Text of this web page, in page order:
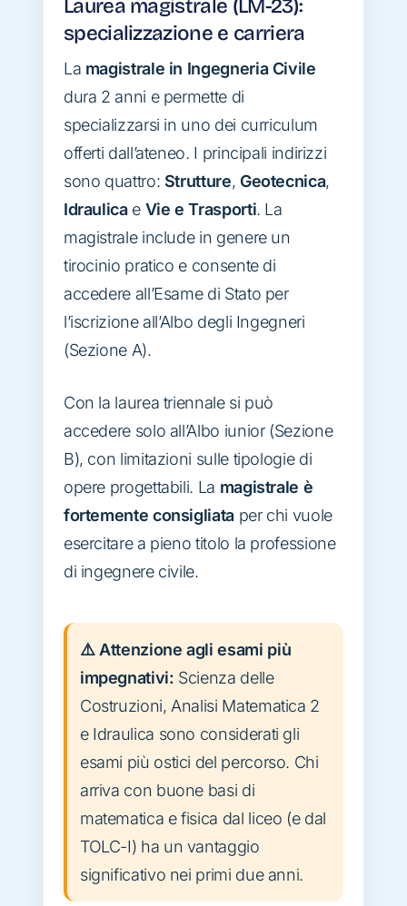
Laurea magistrale (LM-23):
specializzazione e carriera
La magistrale in Ingegneria Civile
dura 2 anni e permette di
specializzarsi in uno dei curriculum
offerti dall’ateneo. I principali indirizzi
sono quattro: Strutture, Geotecnica,
Idraulicae Vie e Trasporti. La
magistrale include in genere un
tirocinio pratico e consente di
accedere all’Esame di Stato per
l’iscrizione all’Albo degli Ingegneri
(Sezione A).
Con la laurea triennale si può
accedere solo all’Albo iunior (Sezione
B), con limitazioni sulle tipologie di
opere progettabili. La magistrale è
fortemente consigliataper chi vuole
esercitare a pieno titolo la professione
di ingegnere civile.
⚠️ Attenzione agli esami più
impegnativi: Scienza delle
Costruzioni, Analisi Matematica 2
e Idraulica sono considerati gli
esami più ostici del percorso. Chi
arriva con buone basi di
matematica e fisica dal liceo (e dal
TOLC-I) ha un vantaggio
significativo nei primi due anni.